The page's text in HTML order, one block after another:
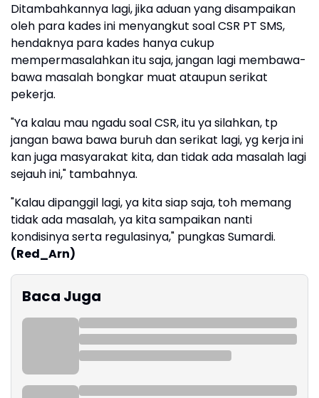
Ditambahkannya lagi, jika aduan yang disampaikan
oleh para kades ini menyangkut soal CSR PT SMS,
hendaknya para kades hanya cukup
mempermasalahkan itu saja, jangan lagi membawa-
bawa masalah bongkar muat ataupun serikat
pekerja.
"Ya kalau mau ngadu soal CSR, itu ya silahkan, tp
jangan bawa bawa buruh dan serikat lagi, yg kerja ini
kan juga masyarakat kita, dan tidak ada masalah lagi
sejauh ini," tambahnya.
"Kalau dipanggil lagi, ya kita siap saja, toh memang
tidak ada masalah, ya kita sampaikan nanti
kondisinya serta regulasinya," pungkas Sumardi.
(Red_Arn)
Baca Juga